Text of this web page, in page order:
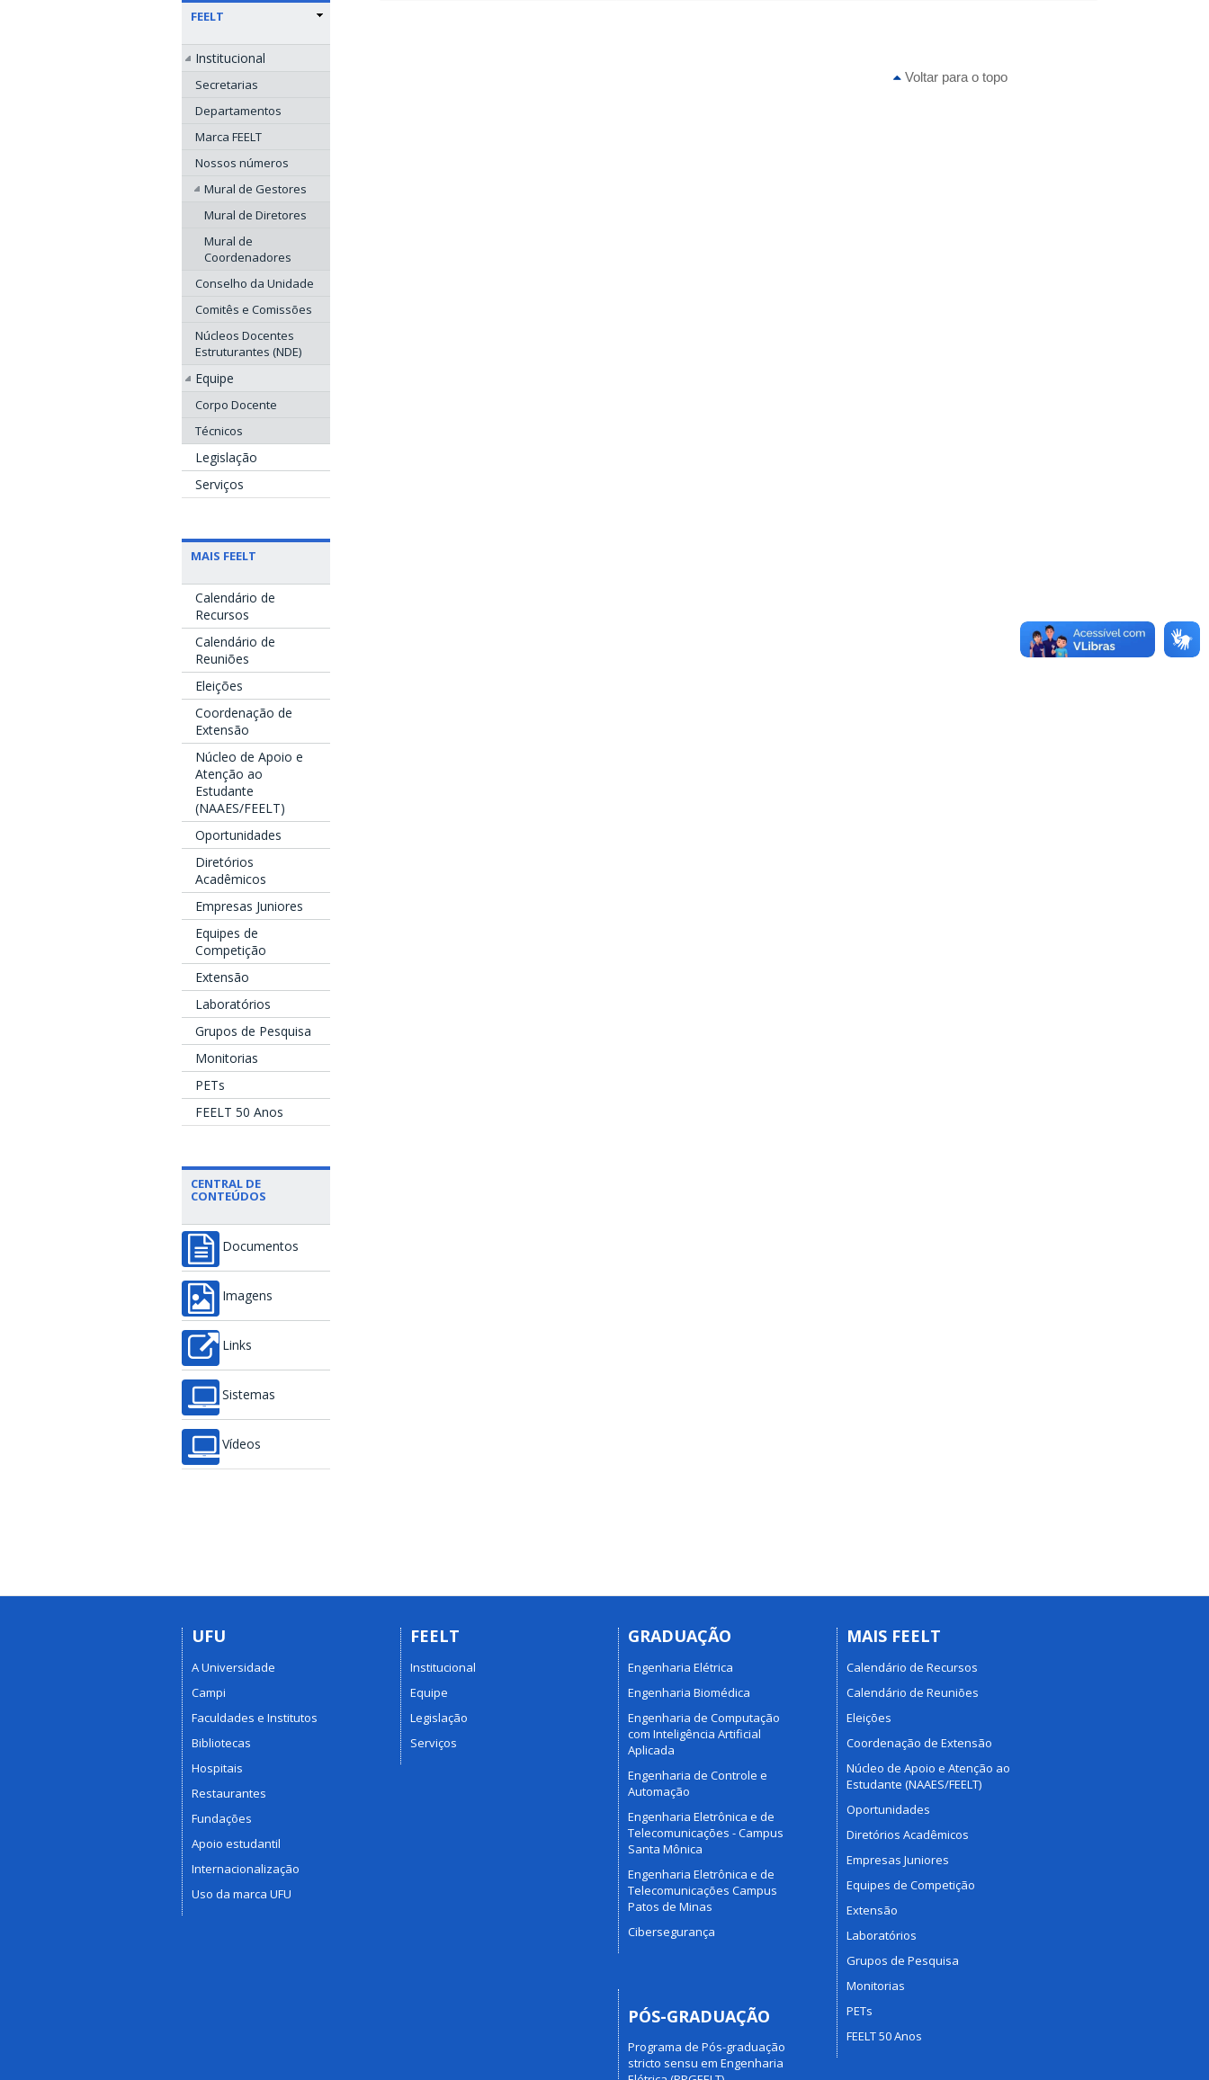
FEELT
Institucional
Secretarias
Departamentos
Marca FEELT
Nossos números
Mural de Gestores
Mural de Diretores
Mural de
Coordenadores
Conselho da Unidade
Comitês e Comissões
Núcleos Docentes
Estruturantes (NDE)
Equipe
Corpo Docente
Técnicos
Legislação
Serviços
MAIS FEELT
Calendário de
Recursos
Calendário de
Reuniões
Eleições
Coordenação de
Extensão
Núcleo de Apoio e
Atenção ao
Estudante
(NAAES/FEELT)
Oportunidades
Diretórios
Acadêmicos
Empresas Juniores
Equipes de
Competição
Extensão
Laboratórios
Grupos de Pesquisa
Monitorias
PETs
FEELT 50 Anos
CENTRAL DE
CONTEÚDOS
Documentos
Imagens
Links
Sistemas
Vídeos
Voltar para o topo
UFU
A Universidade
Campi
Faculdades e Institutos
Bibliotecas
Hospitais
Restaurantes
Fundações
Apoio estudantil
Internacionalização
Uso da marca UFU
FEELT
Institucional
Equipe
Legislação
Serviços
GRADUAÇÃO
Engenharia Elétrica
Engenharia Biomédica
Engenharia de Computação
com Inteligência Artificial
Aplicada
Engenharia de Controle e
Automação
Engenharia Eletrônica e de
Telecomunicações - Campus
Santa Mônica
Engenharia Eletrônica e de
Telecomunicações Campus
Patos de Minas
Cibersegurança
PÓS-GRADUAÇÃO
Programa de Pós-graduação
stricto sensu em Engenharia
MAIS FEELT
Calendário de Recursos
Calendário de Reuniões
Eleições
Coordenação de Extensão
Núcleo de Apoio e Atenção ao
Estudante (NAAES/FEELT)
Oportunidades
Diretórios Acadêmicos
Empresas Juniores
Equipes de Competição
Extensão
Laboratórios
Grupos de Pesquisa
Monitorias
PETs
FEELT 50 Anos